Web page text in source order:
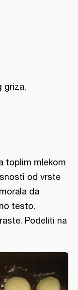
griza,
toplim mlekom
od vrste
da
testo.
Podeliti na